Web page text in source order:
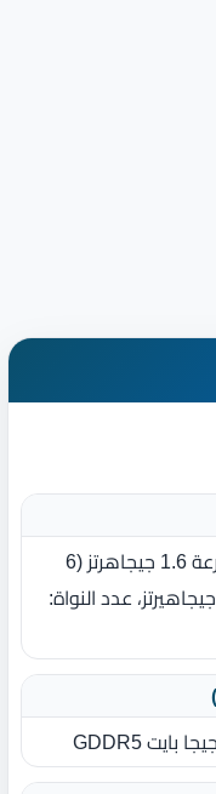
معالج Intel® Core™ i5-8265U بسرعة 1.6 جيجاهرتز ‏(‏6
ميجابايت ذاكرة مؤقتة، تصل إلى 3.9 جيجاهيرتز، عدد النواة‏:‏